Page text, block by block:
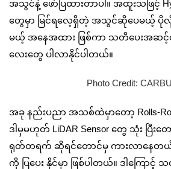
အသွင်နဲ့ ဖော်ပြထားတာပါ။ အထူးသဖြင့်
တွေမှာ မြင်ရလေ့ရှိတဲ့ အသွင်ဆိုပေမယ့် ပို
မယ့် အနေအထား ဖြစ်ကာ သတိပေးအ
လေးတွေ ပါလာနိုင်ပါတယ်။
Photo Credit:
အခု နည်းပညာ အသစ်ထဲမှာတော့ Rolls-
ဒါမှမဟုတ် LiDAR Sensor တွေ သုံး ပြီးတေ
ရုတ်တရက် ဆိုရင်တောင်မှ ကားလာနေတ
ကို ပြပေး နိုင်မှာ ဖြစ်ပါတယ်။ ဒါကြေ